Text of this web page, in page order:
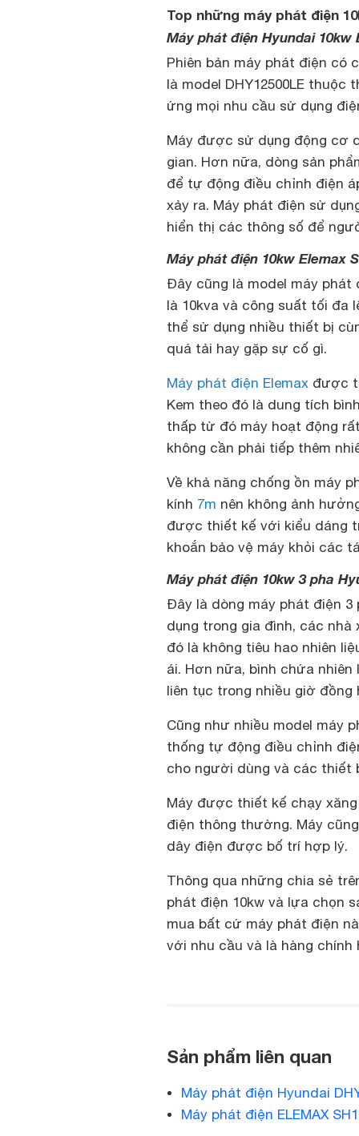
Top những máy phát điện
Máy phát điện Hyundai 10kw
Phiên bản máy phát điện có
là model DHY12500LE
ứng mọi nhu cầu sử dụng
Máy được sử dụng động cơ
gian. Hơn nữa, dòng sản
để tự động điều chỉnh điện
xảy ra. Máy phát điện sử
hiển thị các thông số để
Máy phát điện 10kw Elemax
Đây cũng là model máy
là 10kva và công suất tối đa
thể sử dụng nhiều thiết bị
quá tải hay gặp sự cố gì.
Máy phát điện Elemax được
Kem theo đó là dung tích
thấp từ đó máy hoạt động
không cần phải tiếp thêm
Về khả năng chống ồn máy
kính 7m nên không ảnh
được thiết kế với kiểu dáng
khoắn bảo vệ máy khỏi các
Máy phát điện 10kw 3 pha
Đây là dòng máy phát điện
dụng trong gia đình, các
đó là không tiêu hao nhiên
ái. Hơn nữa, bình chứa
liên tục trong nhiều giờ
Cũng như nhiều model máy
thống tự động điều chỉnh
cho người dùng và các thiết
Máy được thiết kế chạy
điện thông thường. Máy
dây điện được bố trí hợp lý.
Thông qua những chia sẻ
phát điện 10kw và lựa chọn
mua bất cứ máy phát điện
với nhu cầu và là hàng chính
Sản phẩm liên quan
Máy phát điện Hyundai
Máy phát điện ELEMAX